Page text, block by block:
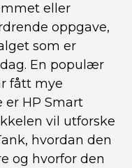
eller
oppgave,
som er
En populær
fått mye
HP Smart
vil utforske
hvordan den
og hvorfor den